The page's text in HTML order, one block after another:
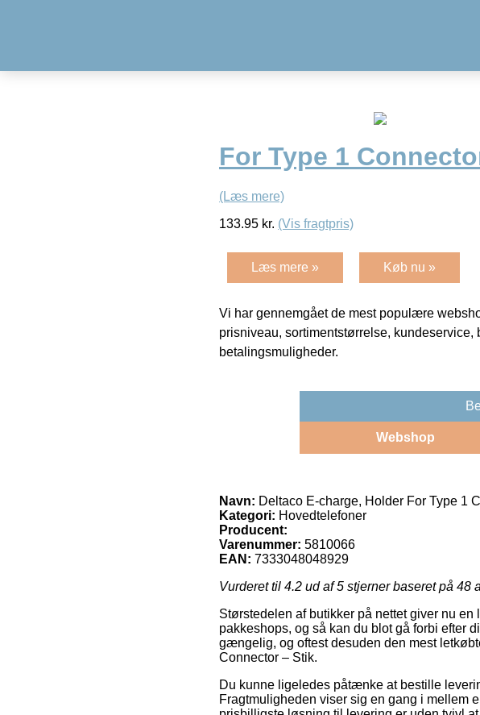
For Type 1
(Læs mere)
133.95 kr. (Vis fragtpris)
Læs mere » Køb nu »
Vi har gennemgået de mest populære
prisniveau, sortimentstørrelse,
betalingsmuligheder.
Webshop
Navn: Deltaco E-charge, Holder For Type 1
Kategori: Hovedtelefoner
Producent:
Varenummer: 5810066
EAN: 7333048048929
Vurderet til 4.2 ud af 5 stjerner baseret på 48
Størstedelen af butikker på nettet giver nu
pakkeshops, og så kan du blot gå forbi efter
gængelig, og oftest desuden den mest
Connector – Stik.
Du kunne ligeledes påtænke at bestille
Fragtmuligheden viser sig en gang i mellem